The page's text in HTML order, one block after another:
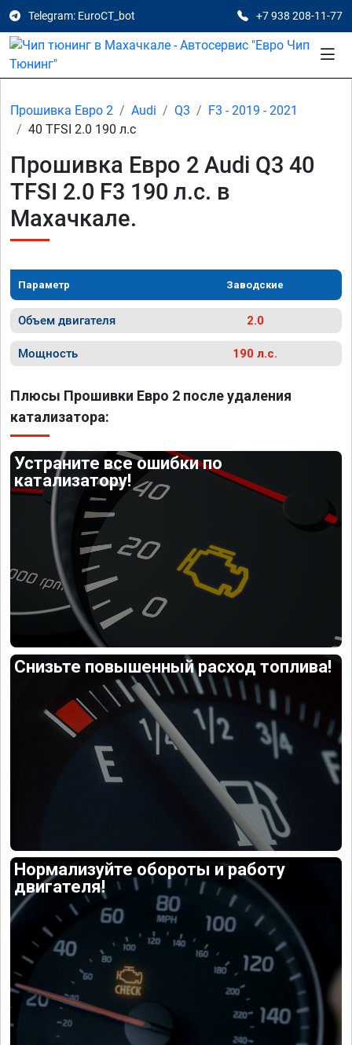
Telegram: EuroCT_bot +7 938 208-11-77
Прошивка Евро 2 Audi Q3
F3 - 2019 - 2021
40 TFSI 2.0 190 л.с
Прошивка Евро 2 Audi Q3 40
TFSI 2.0 F3 190 л.с. в
Махачкале.
Параметр Заводские
Объем двигателя 2.0
Мощность 190 л.с.
Плюсы Прошивки Евро 2 после удаления
катализатора:
Устраните все ошибки по
катализатору!
Снизьте повышенный расход топлива!
Нормализуйте обороты и работу
двигателя!